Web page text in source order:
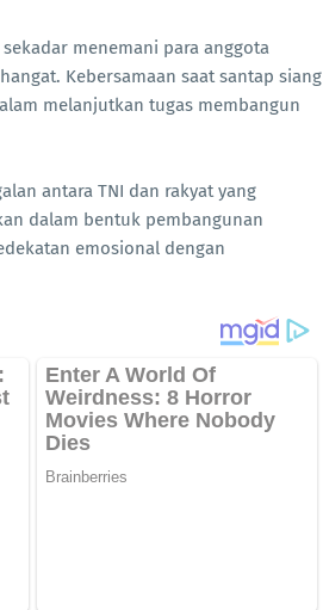
menemani para anggota
Kebersamaan saat santap siang
melanjutkan tugas membangun
antara TNI dan rakyat yang
dalam bentuk pembangunan
emosional dengan